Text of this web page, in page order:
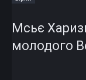
Мсьє
молодого